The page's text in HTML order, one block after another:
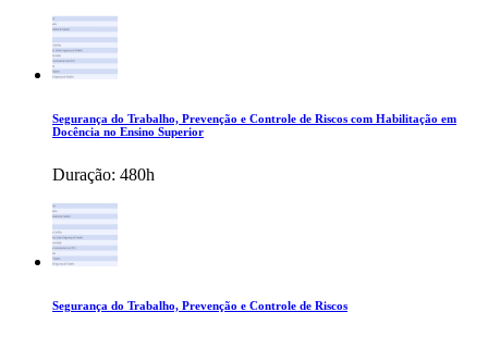
Segurança do Trabalho, Prevenção e Controle de Riscos com Habilitação em
Docência no Ensino Superior
Duração: 480h
Segurança do Trabalho, Prevenção e Controle de Riscos